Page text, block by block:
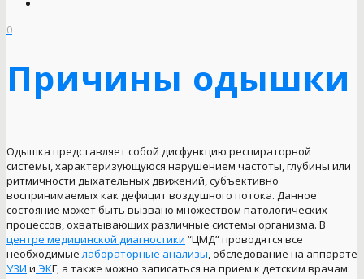
0
Причины одышки
Одышка представляет собой дисфункцию респираторной
системы, характеризующуюся нарушением частоты, глубины или
ритмичности дыхательных движений, субъективно
воспринимаемых как дефицит воздушного потока. Данное
состояние может быть вызвано множеством патологических
процессов, охватывающих различные системы организма. В
центре медицинской диагностики “ЦМД” проводятся все
необходимыелабораторные анализы, обследование на аппарате
УЗИ и ЭКГ, а также можно записаться на прием к детским врачам: